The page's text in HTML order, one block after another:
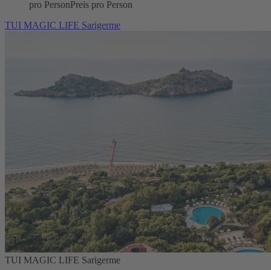
pro PersonPreis pro Person
TUI MAGIC LIFE Sarigerme
TUI MAGIC LIFE Sarigerme